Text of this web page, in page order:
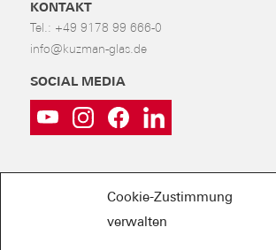
Cookie-Zustimmung
verwalten
KONTAKT
Tel.: +49 9178 99 666-0
info@kuzman-glas.de
SOCIAL MEDIA